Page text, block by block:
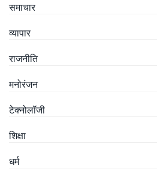
समाचार
व्यापार
राजनीति
मनोरंजन
टेक्नोलॉजी
शिक्षा
धर्म